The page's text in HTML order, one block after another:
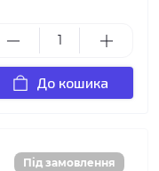
До кошика